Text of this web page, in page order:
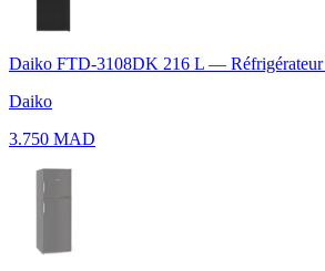
Daiko FTD-3108DK 216 L — Réfrigérateur
Daiko
3.750 MAD